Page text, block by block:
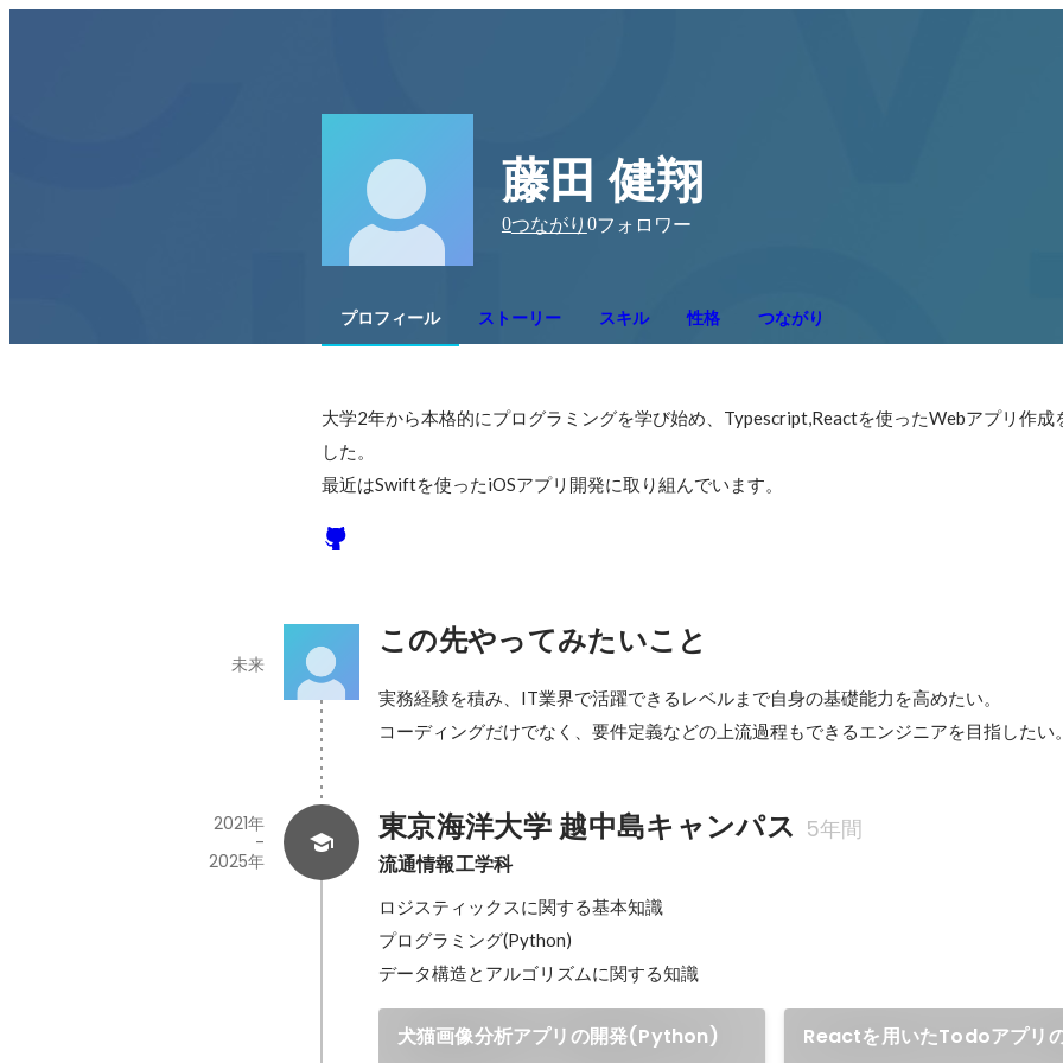
藤田 健翔
0つながり 0フォロワー
プロフィール ストーリー スキル 性格 つながり
大学2年から本格的にプログラミングを学び始め、Typescript,Reactを使ったWebアプリ作成
した。
最近はSwiftを使ったiOSアプリ開発に取り組んでいます。
この先やってみたいこと
未来
実務経験を積み、IT業界で活躍できるレベルまで自身の基礎能力を高めたい。
コーディングだけでなく、要件定義などの上流過程もできるエンジニアを目指したい。
東京海洋大学 越中島キャンパス 5年間
流通情報工学科
2021年
-
2025年
ロジスティックスに関する基本知識
プログラミング(Python)
データ構造とアルゴリズムに関する知識
犬猫画像分析アプリの開発(Python) Reactを用いたTodoアプリ